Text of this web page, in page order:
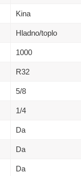
Kina
Hladno/toplo
1000
R32
5/8
1/4
Da
Da
Da